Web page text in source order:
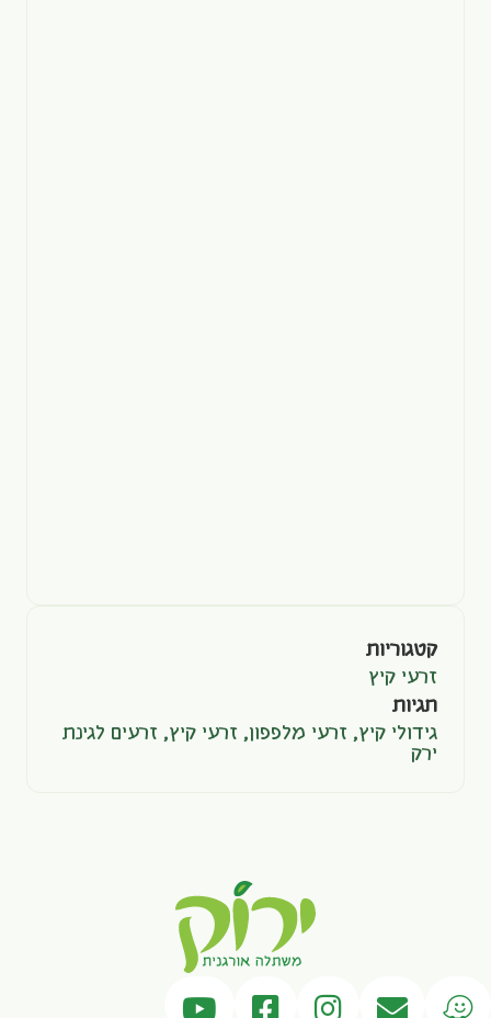
קטגוריות
זרעי קיץ
תגיות
גידולי קיץ, זרעי מלפפון, זרעי קיץ, זרעים לגינת
ירק